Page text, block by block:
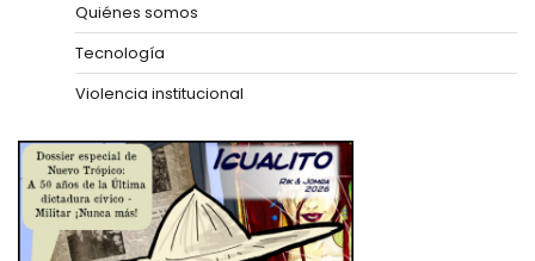
Quiénes somos
Tecnología
Violencia institucional